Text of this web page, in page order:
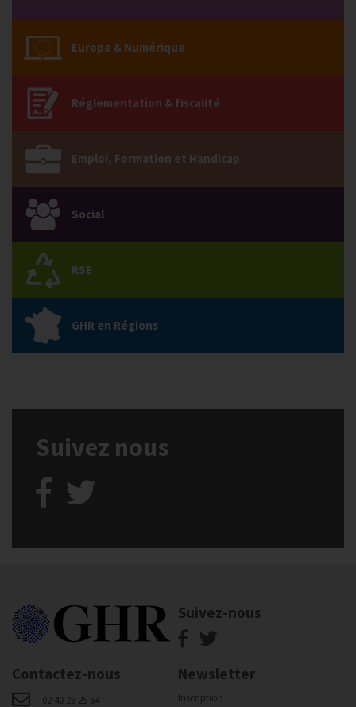
Europe & Numérique
Réglementation & fiscalité
Emploi, Formation et Handicap
Social
RSE
GHR en Régions
Suivez nous
Suivez-nous
Contactez-nous
02 40 29 25 64
Newsletter
Inscription